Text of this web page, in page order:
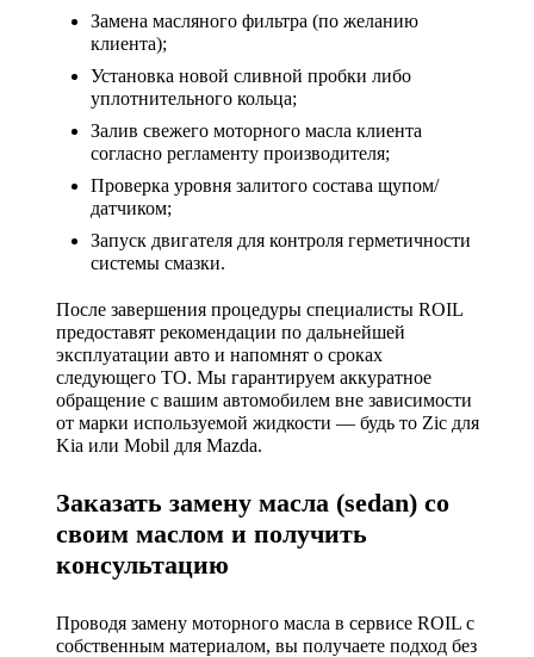
Замена масляного фильтра (по желанию
клиента);
Установка новой сливной пробки либо
уплотнительного кольца;
Залив свежего моторного масла клиента
согласно регламенту производителя;
Проверка уровня залитого состава щупом/
датчиком;
Запуск двигателя для контроля герметичности
системы смазки.
После завершения процедуры специалисты ROIL
предоставят рекомендации по дальнейшей
эксплуатации авто и напомнят о сроках
следующего ТО. Мы гарантируем аккуратное
обращение с вашим автомобилем вне зависимости
от марки используемой жидкости — будь то Zic для
Kia или Mobil для Mazda.
Заказать замену масла (sedan) со
своим маслом и получить
консультацию
Проводя замену моторного масла в сервисе ROIL с
собственным материалом, вы получаете подход без